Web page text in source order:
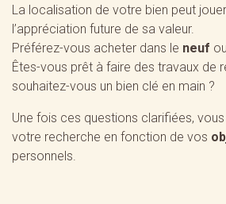
La localisation de votre bien peut
l’appréciation future de sa valeur.
Préférez-vous acheter dans le neuf
Êtes-vous prêt à faire des travaux de
souhaitez-vous un bien clé en main ?
Une fois ces questions clarifiées,
votre recherche en fonction de vos
personnels.